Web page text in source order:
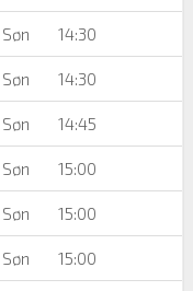
Søn 14:30
Søn 14:30
Søn 14:45
Søn 15:00
Søn 15:00
Søn 15:00